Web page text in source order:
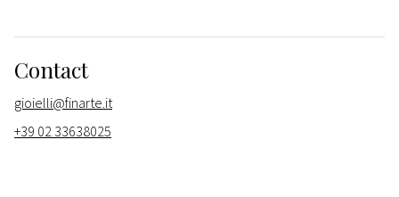
Contact
gioielli@finarte.it
+39 02 33638025